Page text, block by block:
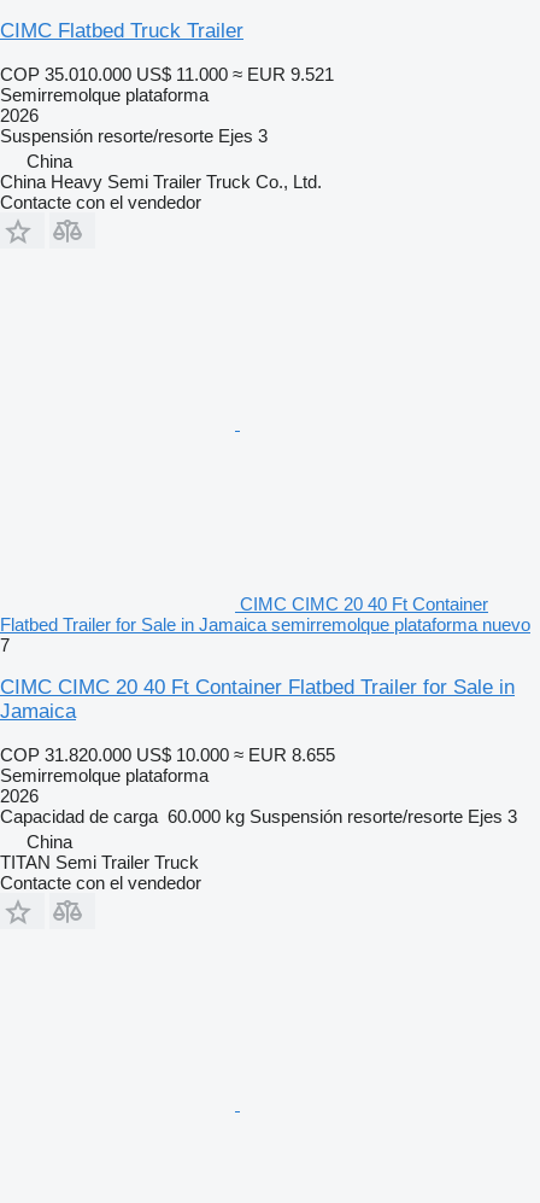
CIMC Flatbed Truck Trailer
COP 35.010.000 US$ 11.000 ≈ EUR 9.521
Semirremolque plataforma
2026
Suspensión resorte/resorte Ejes 3
China
China Heavy Semi Trailer Truck Co., Ltd.
Contacte con el vendedor
CIMC CIMC 20 40 Ft Container
Flatbed Trailer for Sale in Jamaica semirremolque plataforma nuevo
7
CIMC CIMC 20 40 Ft Container Flatbed Trailer for Sale in
Jamaica
COP 31.820.000 US$ 10.000 ≈ EUR 8.655
Semirremolque plataforma
2026
Capacidad de carga 60.000 kg Suspensión resorte/resorte Ejes 3
China
TITAN Semi Trailer Truck
Contacte con el vendedor